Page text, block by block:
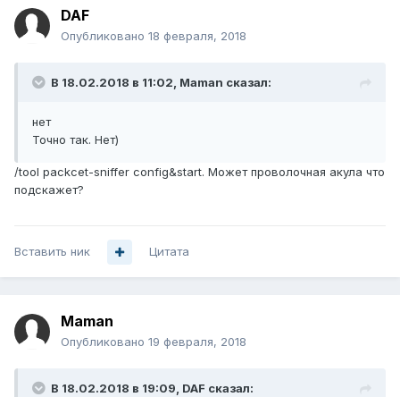
DAF
Опубликовано 18 февраля, 2018
В 18.02.2018 в 11:02, Maman сказал:
нет
Точно так. Нет)
/tool packcet-sniffer config&start. Может проволочная акула что
подскажет?
Вставить ник Цитата
Maman
Опубликовано 19 февраля, 2018
В 18.02.2018 в 19:09, DAF сказал: